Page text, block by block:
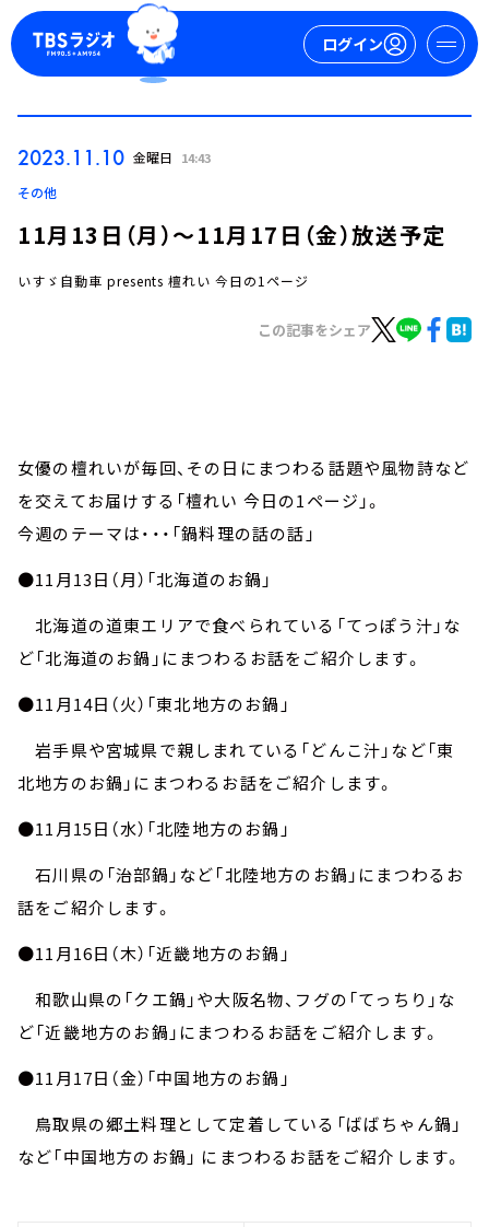
ログイン
TBS Podcast
お知らせ
イベント・グッズ
会社情報
2023.11.10 金曜日 14:43
その他
11月13日（月）～11月17日（金）放送予定
いすゞ自動車 presents 檀れい 今日の1ページ
この記事をシェア
女優の檀れいが毎回、その日にまつわる話題や風物詩など
を交えてお届けする「檀れい 今日の1ページ」。
今週のテーマは・・・「鍋料理の話の話」
●11月13日（月）「北海道のお鍋」
北海道の道東エリアで食べられている「てっぽう汁」な
ど「北海道のお鍋」にまつわるお話をご紹介します。
●11月14日（火）「東北地方のお鍋」
岩手県や宮城県で親しまれている「どんこ汁」など「東
北地方のお鍋」にまつわるお話をご紹介します。
●11月15日（水）「北陸地方のお鍋」
石川県の「治部鍋」など「北陸地方のお鍋」にまつわるお
話をご紹介します。
●11月16日（木）「近畿地方のお鍋」
和歌山県の「クエ鍋」や大阪名物、フグの「てっちり」な
ど「近畿地方のお鍋」にまつわるお話をご紹介します。
●11月17日（金）「中国地方のお鍋」
鳥取県の郷土料理として定着している「ばばちゃん鍋」
など「中国地方のお鍋」 にまつわるお話をご紹介します。